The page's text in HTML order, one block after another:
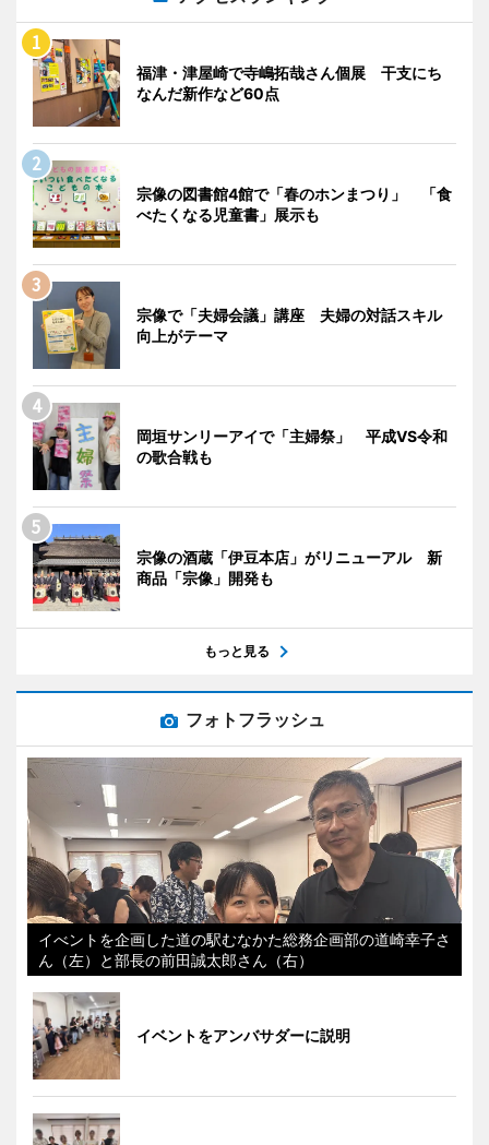
福津・津屋崎で寺嶋拓哉さん個展 干支にち
なんだ新作など60点
宗像の図書館4館で「春のホンまつり」 「食
べたくなる児童書」展示も
宗像で「夫婦会議」講座 夫婦の対話スキル
向上がテーマ
岡垣サンリーアイで「主婦祭」 平成VS令和
の歌合戦も
宗像の酒蔵「伊豆本店」がリニューアル 新
商品「宗像」開発も
もっと見る
フォトフラッシュ
イべントを企画した道の駅むなかた総務企画部の道崎幸子さ
ん（左）と部長の前田誠太郎さん（右）
イベントをアンバサダーに説明